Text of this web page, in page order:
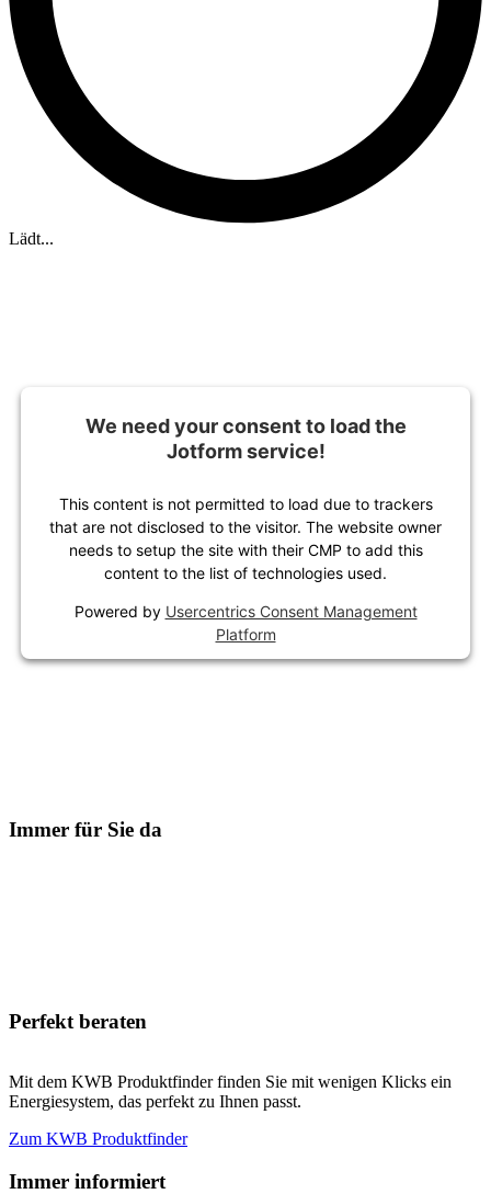
Lädt...
We need your consent to load the
Jotform service!
This content is not permitted to load due to trackers
that are not disclosed to the visitor. The website owner
needs to setup the site with their CMP to add this
content to the list of technologies used.
Powered by Usercentrics Consent Management
Platform
Immer für Sie da
Perfekt beraten
Mit dem KWB Produktfinder finden Sie mit wenigen Klicks ein
Energiesystem, das perfekt zu Ihnen passt.
Zum KWB Produktfinder
Immer informiert